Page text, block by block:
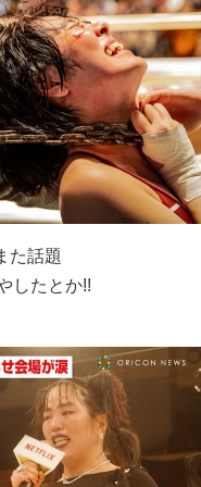
た話題
したとか!!